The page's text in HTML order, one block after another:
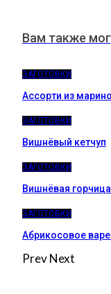
Вам также
ЗАГОТОВКИ
Ассорти из
ЗАГОТОВКИ
Вишнёвый кетчуп
ЗАГОТОВКИ
Вишнёвая
ЗАГОТОВКИ
Абрикосовое
PrevNext